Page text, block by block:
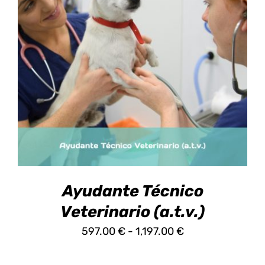
695.00 €
SELECCIONAR OPCIONES
PRODUCTO
TIENE
MÚLTIPLES
VARIANTES.
LAS
OPCIONES
SE
PUEDEN
ELEGIR
EN
LA
PÁGINA
DE
PRODUCTO
DETALLES
Ayudante Técnico
Veterinario (a.t.v.)
597.00€ - 1,197.00€Rango